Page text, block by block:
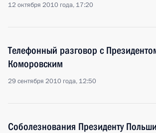
12 октября 2010 года, 17:20
Телефонный разговор с
Коморовским
29 сентября 2010 года, 12:50
Соболезнования Президенту